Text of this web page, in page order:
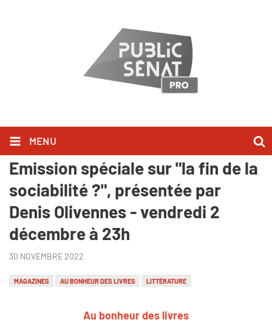
MENU
"Au bonheur des livres" -
Emission spéciale sur "la fin de la
sociabilité ?", présentée par
Denis Olivennes - vendredi 2
décembre à 23h
30 NOVEMBRE 2022
MAGAZINES AU BONHEUR DES LIVRES LITTÉRATURE
Au bonheur des livres